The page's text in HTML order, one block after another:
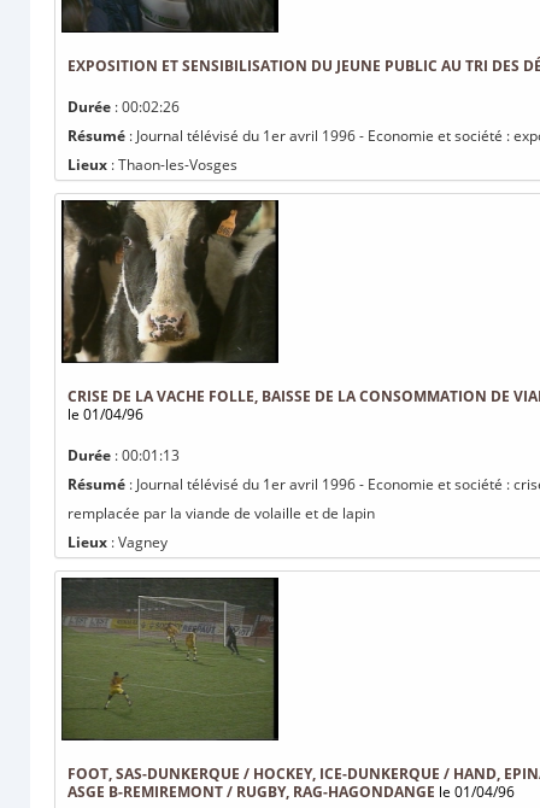
EXPOSITION ET SENSIBILISATION DU JEUNE PUBLIC AU TRI DES
Durée : 00:02:26
Résumé : Journal télévisé du 1er avril 1996 - Economie et société :
Lieux : Thaon-les-Vosges
CRISE DE LA VACHE FOLLE, BAISSE DE LA CONSOMMATION DE
le 01/04/96
Durée : 00:01:13
Résumé : Journal télévisé du 1er avril 1996 - Economie et société :
remplacée par la viande de volaille et de lapin
Lieux : Vagney
FOOT, SAS-DUNKERQUE / HOCKEY, ICE-DUNKERQUE / HAND,
ASGE B-REMIREMONT / RUGBY, RAG-HAGONDANGE le 01/04/96